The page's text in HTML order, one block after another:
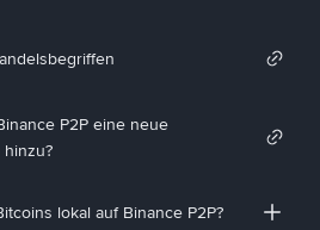
P2P eine neue
lokal auf Binance P2P?